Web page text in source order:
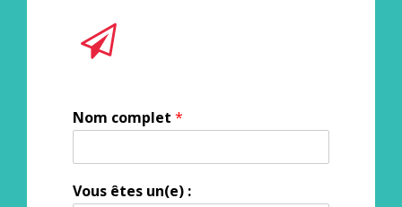
Nom complet *
Vous êtes un(e) :